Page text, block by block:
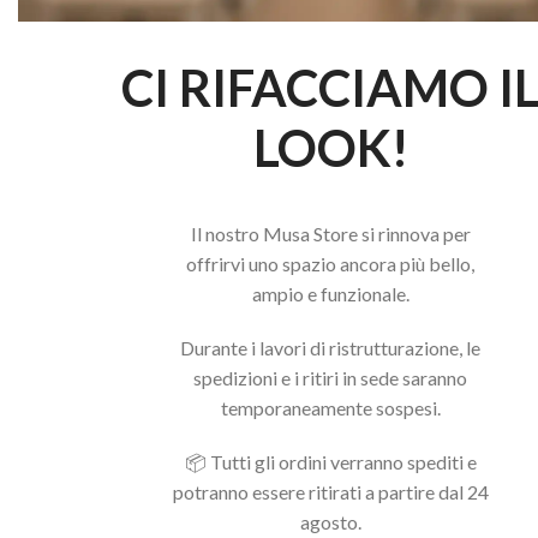
CI RIFACCIAMO
LOOK!
Il nostro Musa Store si rinnova per
offrirvi uno spazio ancora più bello,
ampio e funzionale.
Durante i lavori di ristrutturazione, le
spedizioni e i ritiri in sede saranno
temporaneamente sospesi.
📦 Tutti gli ordini verranno spediti e
potranno essere ritirati a partire dal 24
agosto.